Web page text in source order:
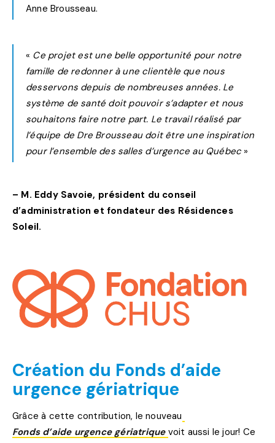
Anne Brousseau.
« Ce projet est une belle opportunité pour notre
famille de redonner à une clientèle que nous
desservons depuis de nombreuses années. Le
système de santé doit pouvoir s’adapter et nous
souhaitons faire notre part. Le travail réalisé par
l’équipe de Dre Brousseau doit être une inspiration
pour l’ensemble des salles d’urgence au Québec »
– M. Eddy Savoie, président du conseil
d’administration et fondateur des Résidences
Soleil.
Création du Fonds d’aide
urgence gériatrique
Grâce à cette contribution, le nouveau
Fonds d’aide urgence gériatrique voit aussi le jour! Ce